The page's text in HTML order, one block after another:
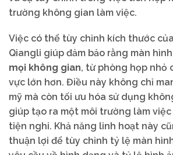
trường không gian làm việc.
Việc có thể tùy chỉnh kích thước
Qiangli giúp đảm bảo rằng màn
mọi không gian, từ phòng họp nhỏ
vực lớn hơn. Điều này không chỉ
mỹ mà còn tối ưu hóa sử dụng
giúp tạo ra một môi trường làm
tiện nghi. Khả năng linh hoạt này
thuận lợi để tùy chỉnh tỷ lệ màn